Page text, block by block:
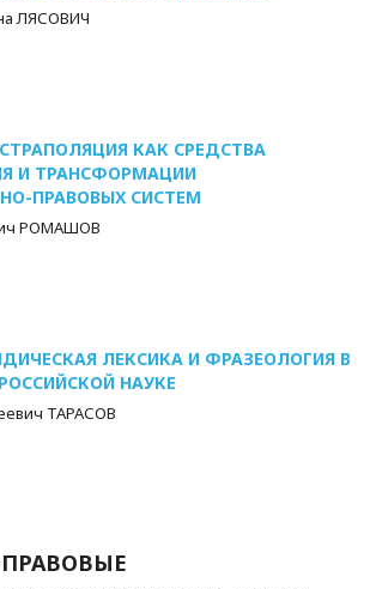
ЛЯСОВИЧ
КАК СРЕДСТВА
И ТРАНСФОРМАЦИИ
ПРАВОВЫХ СИСТЕМ
РОМАШОВ
ЛЕКСИКА И ФРАЗЕОЛОГИЯ В
НАУКЕ
ТАРАСОВ